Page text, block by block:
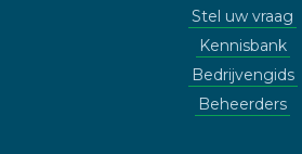
Stel uw vraag
Kennisbank
Bedrijvengids
Beheerders